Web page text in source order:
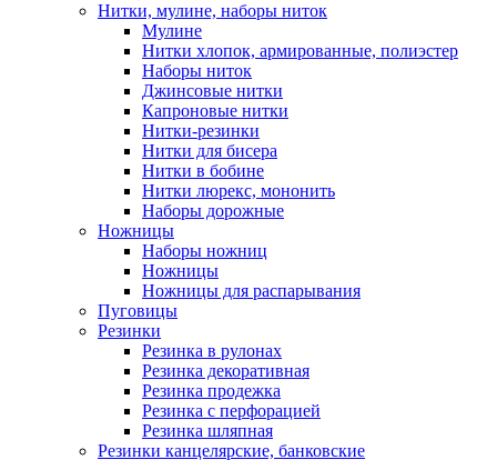
Нитки, мулине, наборы ниток
Мулине
Нитки хлопок, армированные, полиэстер
Наборы ниток
Джинсовые нитки
Капроновые нитки
Нитки-резинки
Нитки для бисера
Нитки в бобине
Нитки люрекс, мононить
Наборы дорожные
Ножницы
Наборы ножниц
Ножницы
Ножницы для распарывания
Пуговицы
Резинки
Резинка в рулонах
Резинка декоративная
Резинка продежка
Резинка с перфорацией
Резинка шляпная
Резинки канцелярские, банковские